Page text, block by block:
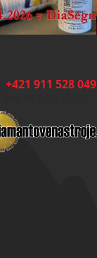
+421 911 528 049